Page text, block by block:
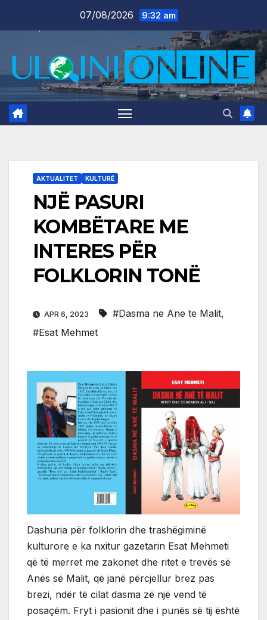
07/08/2026 9:32 am
AKTUALITET KULTURË
NJË PASURI
KOMBËTARE ME
INTERES PËR
FOLKLORIN TONË
APR 6, 2023 #Dasma ne Ane te Malit,
#Esat Mehmet
Dashuria për folklorin dhe trashëgiminë
kulturore e ka nxitur gazetarin Esat Mehmeti
që të merret me zakonet dhe ritet e trevës së
Anës së Malit, që janë përcjellur brez pas
brezi, ndër të cilat dasma zë një vend të
posaçëm. Fryt i pasionit dhe i punës së tij është